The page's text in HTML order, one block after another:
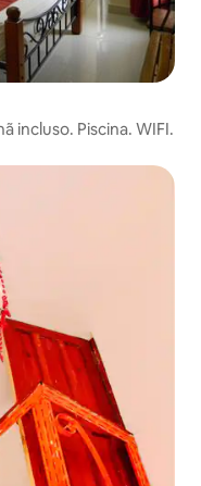
incluso. Piscina. WIFI.